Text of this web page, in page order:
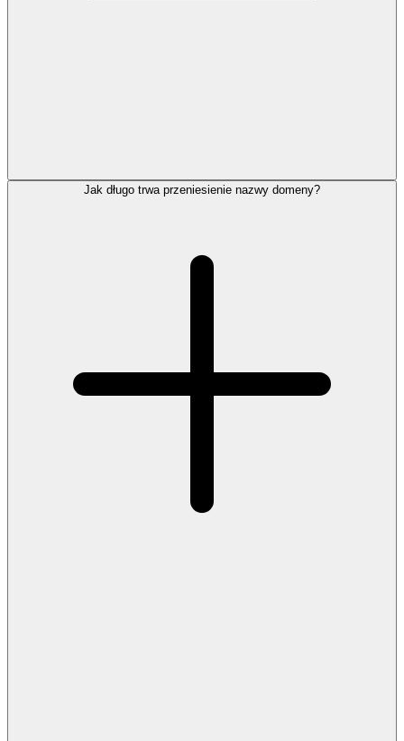
Jak długo trwa przeniesienie nazwy domeny?